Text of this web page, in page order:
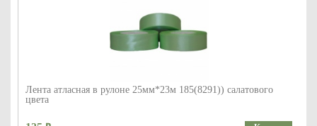
Лента атласная в рулоне 25мм*23м 185(8291)) салатового
цвета